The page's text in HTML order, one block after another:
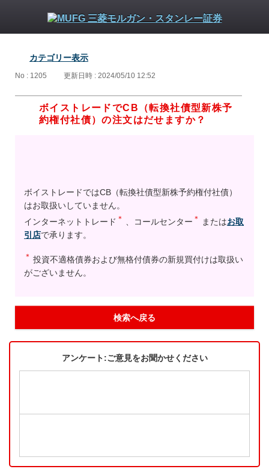
カテゴリー表示
No : 1205 更新日時 : 2024/05/10 12:52
ボイストレードでCB（転換社債型新株予
約権付社債）の注文はだせますか？
ボイストレードではCB（転換社債型新株予約権付社債）
はお取扱いしていません。
インターネットトレード ＊ 、コールセンター ＊ またはお取
引店で承ります。
＊ 投資不適格債券および無格付債券の新規買付けは取扱い
がございません。
検索へ戻る
アンケート:ご意見をお聞かせください